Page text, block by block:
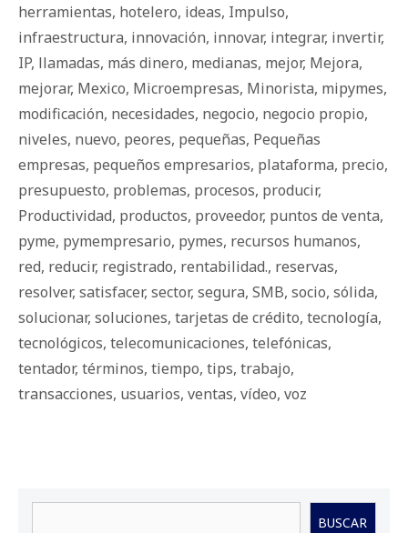
herramientas, hotelero, ideas, Impulso,
infraestructura, innovación, innovar, integrar, invertir,
IP, llamadas, más dinero, medianas, mejor, Mejora,
mejorar, Mexico, Microempresas, Minorista, mipymes,
modificación, necesidades, negocio, negocio propio,
niveles, nuevo, peores, pequeñas, Pequeñas
empresas, pequeños empresarios, plataforma, precio,
presupuesto, problemas, procesos, producir,
Productividad, productos, proveedor, puntos de venta,
pyme, pymempresario, pymes, recursos humanos,
red, reducir, registrado, rentabilidad., reservas,
resolver, satisfacer, sector, segura, SMB, socio, sólida,
solucionar, soluciones, tarjetas de crédito, tecnología,
tecnológicos, telecomunicaciones, telefónicas,
tentador, términos, tiempo, tips, trabajo,
transacciones, usuarios, ventas, vídeo, voz
BUSCAR